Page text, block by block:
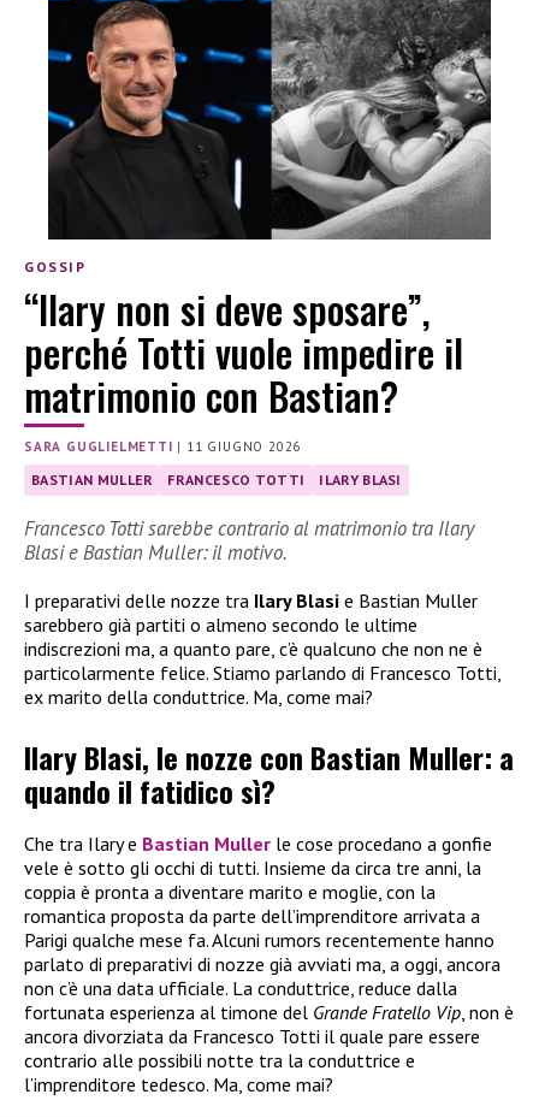
GOSSIP
“Ilary non si deve sposare”,
perché Totti vuole impedire il
matrimonio con Bastian?
SARA GUGLIELMETTI | 11 GIUGNO 2026
BASTIAN MULLER FRANCESCO TOTTI ILARY BLASI
Francesco Totti sarebbe contrario al matrimonio tra Ilary
Blasi e Bastian Muller: il motivo.
I preparativi delle nozze tra Ilary Blasi e Bastian Muller
sarebbero già partiti o almeno secondo le ultime
indiscrezioni ma, a quanto pare, c’è qualcuno che non ne è
particolarmente felice. Stiamo parlando di Francesco Totti,
ex marito della conduttrice. Ma, come mai?
Ilary Blasi, le nozze con Bastian Muller: a
quando il fatidico sì?
Che tra Ilary e Bastian Muller le cose procedano a gonfie
vele è sotto gli occhi di tutti. Insieme da circa tre anni, la
coppia è pronta a diventare marito e moglie, con la
romantica proposta da parte dell’imprenditore arrivata a
Parigi qualche mese fa. Alcuni rumors recentemente hanno
parlato di preparativi di nozze già avviati ma, a oggi, ancora
non c’è una data ufficiale. La conduttrice, reduce dalla
fortunata esperienza al timone del Grande Fratello Vip, non è
ancora divorziata da Francesco Totti il quale pare essere
contrario alle possibili notte tra la conduttrice e
l’imprenditore tedesco. Ma, come mai?